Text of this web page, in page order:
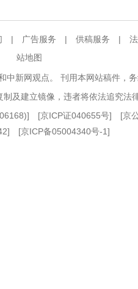
| 广告服务 | 供稿服务 |
站地图
中新网观点。 刊用本网站稿件，
及建立镜像，违者将依法追究法
] [京ICP证040655号] [京
[京ICP备05004340号-1]